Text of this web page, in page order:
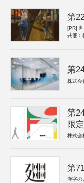
第
[PR]
共催：
第
株式会
第
限定
株式会
第
漢字の